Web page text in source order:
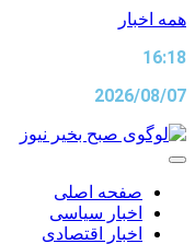
پرش
محتوا
همه اخبار
16:18
2026/08/07
صفحه اصلی
اخبار سیاسی
اخبار اقتصادی